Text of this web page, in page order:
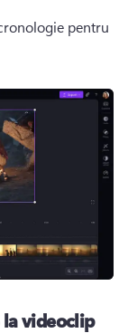
pentru
la videoclip